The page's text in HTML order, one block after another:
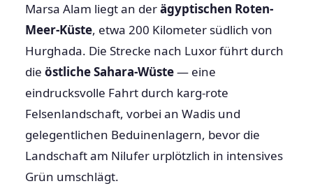
Marsa Alam liegt an derägyptischen Roten-
Meer-Küste, etwa 200 Kilometer südlich von
Hurghada. Die Strecke nach Luxor führt durch
die östliche Sahara-Wüste— eine
eindrucksvolle Fahrt durch karg-rote
Felsenlandschaft, vorbei an Wadis und
gelegentlichen Beduinenlagern, bevor die
Landschaft am Nilufer urplötzlich in intensives
Grün umschlägt.